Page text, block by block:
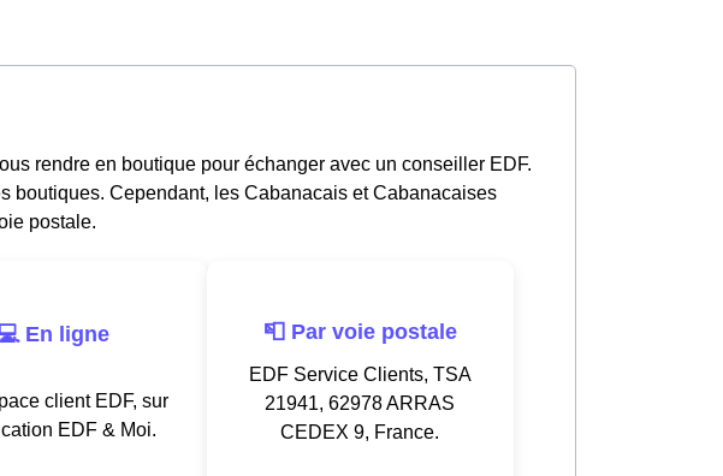
rendre en boutique pour échanger avec un conseiller EDF.
boutiques. Cependant, les Cabanacais et Cabanacaises
postale.
💻 En ligne
client EDF, sur
EDF & Moi.
📮 Par voie postale
EDF Service Clients, TSA
21941, 62978 ARRAS
CEDEX 9, France.